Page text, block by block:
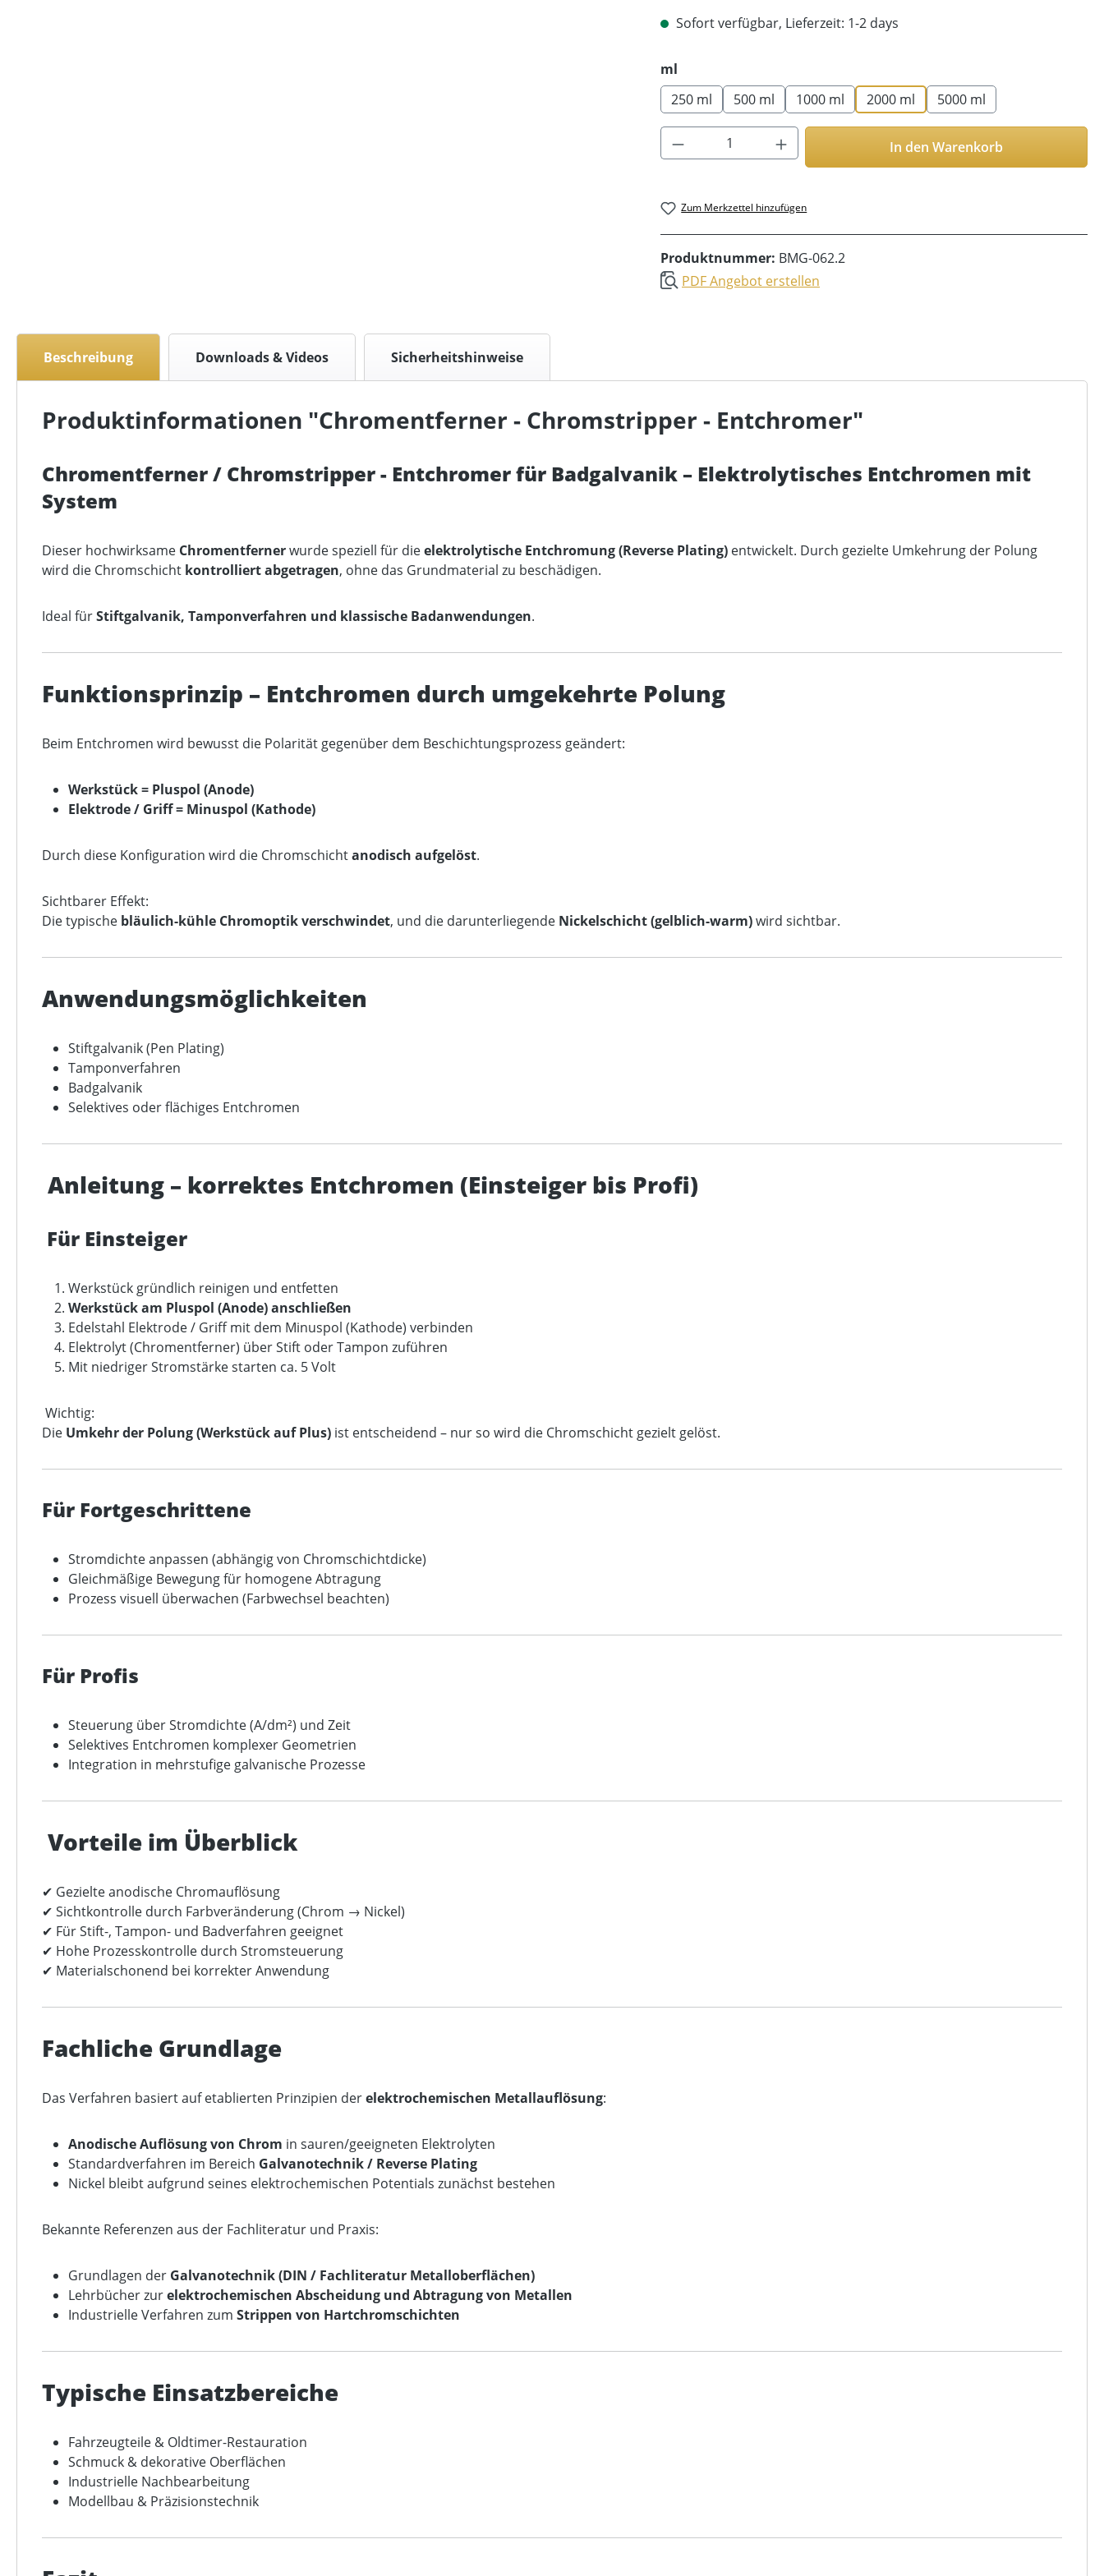
Sofort verfügbar, Lieferzeit: 1-2 days
ml
250 ml
500 ml 1000 ml 2000 ml 5000 ml
Produkt Anzahl: Gib den gewünschten Wert
In den Warenkorb
Zum Merkzettel hinzufügen
Produktnummer: BMG-062.2
PDF Angebot erstellen
Beschreibung Downloads & Videos Sicherheitshinweise
Produktinformationen "Chromentferner - Chromstripper - Entchromer"
Chromentferner / Chromstripper - Entchromer für Badgalvanik – Elektrolytisches Entchromen mit
System
Dieser hochwirksame Chromentfernerwurde speziell für dieelektrolytische Entchromung (Reverse Plating) entwickelt. Durch gezielte Umkehrung der Polung
wird die Chromschicht kontrolliert abgetragen, ohne das Grundmaterial zu beschädigen.
Ideal fürStiftgalvanik, Tamponverfahren und klassische Badanwendungen.
Funktionsprinzip – Entchromen durch umgekehrte Polung
Beim Entchromen wird bewusst die Polarität gegenüber dem Beschichtungsprozess geändert:
Werkstück = Pluspol (Anode)
Elektrode / Griff = Minuspol (Kathode)
Durch diese Konfiguration wird die Chromschichtanodisch aufgelöst.
Sichtbarer Effekt:
Die typische bläulich-kühle Chromoptik verschwindet, und die darunterliegende Nickelschicht (gelblich-warm)wird sichtbar.
Anwendungsmöglichkeiten
Stiftgalvanik (Pen Plating)
Tamponverfahren
Badgalvanik
Selektives oder flächiges Entchromen
Anleitung – korrektes Entchromen (Einsteiger bis Profi)
Für Einsteiger
Werkstück gründlich reinigen und entfetten
Werkstück am Pluspol (Anode) anschließen
Edelstahl Elektrode / Griff mit dem Minuspol (Kathode) verbinden
Elektrolyt (Chromentferner) über Stift oder Tampon zuführen
Mit niedriger Stromstärke starten ca. 5 Volt
Wichtig:
Die Umkehr der Polung (Werkstück auf Plus) ist entscheidend – nur so wird die Chromschicht gezielt gelöst.
Für Fortgeschrittene
Stromdichte anpassen (abhängig von Chromschichtdicke)
Gleichmäßige Bewegung für homogene Abtragung
Prozess visuell überwachen (Farbwechsel beachten)
Für Profis
Steuerung über Stromdichte (A/dm²) und Zeit
Selektives Entchromen komplexer Geometrien
Integration in mehrstufige galvanische Prozesse
Vorteile im Überblick
✔ Gezielte anodische Chromauflösung
✔ Sichtkontrolle durch Farbveränderung (Chrom → Nickel)
✔ Für Stift-, Tampon- und Badverfahren geeignet
✔ Hohe Prozesskontrolle durch Stromsteuerung
✔ Materialschonend bei korrekter Anwendung
Fachliche Grundlage
Das Verfahren basiert auf etablierten Prinzipien derelektrochemischen Metallauflösung:
Anodische Auflösung von Chrom in sauren/geeigneten Elektrolyten
Standardverfahren im Bereich Galvanotechnik / Reverse Plating
Nickel bleibt aufgrund seines elektrochemischen Potentials zunächst bestehen
Bekannte Referenzen aus der Fachliteratur und Praxis:
Grundlagen der Galvanotechnik (DIN / Fachliteratur Metalloberflächen)
Lehrbücher zurelektrochemischen Abscheidung und Abtragung von Metallen
Industrielle Verfahren zum Strippen von Hartchromschichten
Typische Einsatzbereiche
Fahrzeugteile & Oldtimer-Restauration
Schmuck & dekorative Oberflächen
Industrielle Nachbearbeitung
Modellbau & Präzisionstechnik